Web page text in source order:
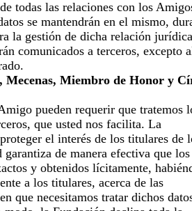
todas las relaciones con los
se mantendrán en el mismo,
la gestión de dicha relación
comunicados a terceros, excepto
Mecenas, Miembro de Honor y
pueden requerir que tratemos
que usted nos facilita. La
el interés de los titulares de
garantiza de manera efectiva que los
y obtenidos lícitamente,
a los titulares, acerca de las
que necesitamos tratar dichos